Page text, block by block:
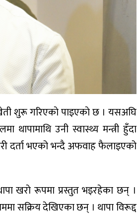
खेती शुरू गरिएकाे पाइएकाे छ । यसअघि
उनी स्वास्थ्य मन्त्री हुँदा
दर्ता भएको भन्दै अफवाह फैलाइएको
खराे रूपमा प्रस्तुत भइरहेका छन् ।
सक्रिय देखिएका छन् । थापा विरूद्द